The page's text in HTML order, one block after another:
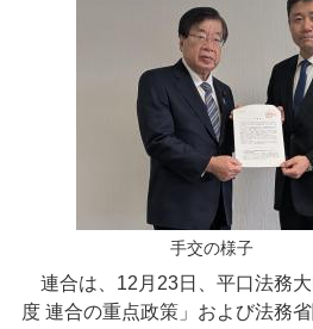
手交の様子
連合は、12月23日、平口法務
度 連合の重点政策」および法務